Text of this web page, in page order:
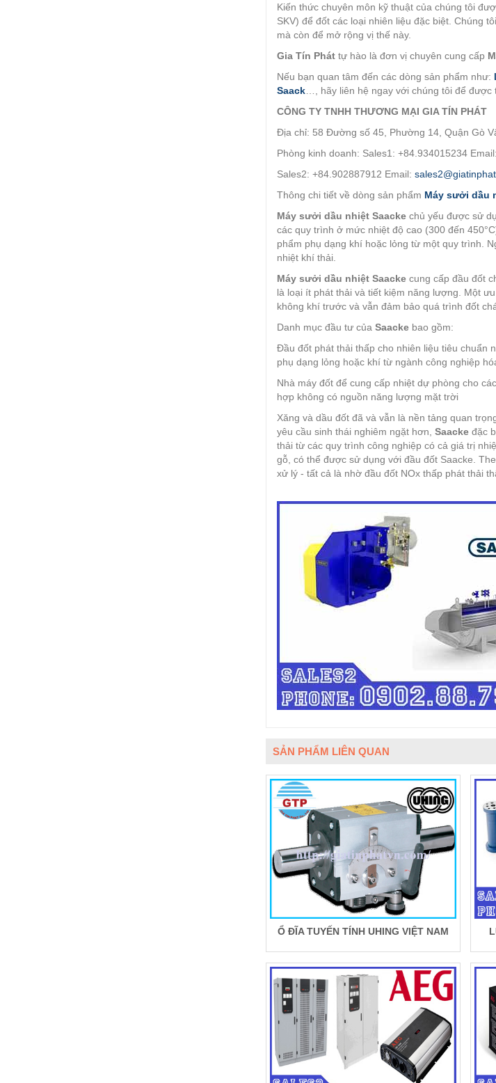
Kiến thức chuyên môn kỹ thuật của chúng tôi
SKV) để đốt các loại nhiên liệu đặc biệt. Chúng
mà còn để mở rộng vị thế này.
Gia Tín Phát tự hào là đơn vị chuyên cung cấp
Nếu bạn quan tâm đến các dòng sản phẩm như:
Saack …, hãy liên hệ ngay với chúng tôi để
CÔNG TY TNHH THƯƠNG MẠI GIA TÍN PHÁT
Địa chỉ: 58 Đường số 45, Phường 14, Quận Gò
Phòng kinh doanh: Sales1: +84.934015234
Sales2: +84.902887912 Email:
Thông chi tiết về dòng sản phẩm Máy sưởi dầu
Máy sưởi dầu nhiệt Saacke chủ yếu được sử
các quy trình ở mức nhiệt độ cao (300 đến
phẩm phụ dạng khí hoặc lỏng từ một quy trình.
nhiệt khí thải.
Máy sưởi dầu nhiệt Saacke cung cấp đầu đốt
là loại ít phát thải và tiết kiệm năng lượng. Một
không khí trước và vẫn đảm bảo quá trình đốt
Danh mục đầu tư của Saacke bao gồm:
Đầu đốt phát thải thấp cho nhiên liệu tiêu chuẩn
phụ dạng lỏng hoặc khí từ ngành công nghiệp
Nhà máy đốt để cung cấp nhiệt dự phòng cho
hợp không có nguồn năng lượng mặt trời
Xăng và dầu đốt đã và vẫn là nền tảng quan
yêu cầu sinh thái nghiêm ngặt hơn, Saacke đặc
thải từ các quy trình công nghiệp có cả giá trị
gỗ, có thể được sử dụng với đầu đốt Saacke.
xử lý - tất cả là nhờ đầu đốt NOx thấp phát thải
SẢN PHẨM LIÊN QUAN
Ổ ĐĨA TUYẾN TÍNH UHING VIỆT NAM